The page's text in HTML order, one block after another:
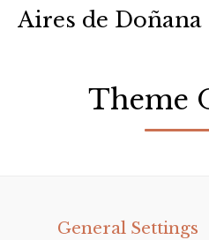
Aires de Doñana
Theme
General Settings